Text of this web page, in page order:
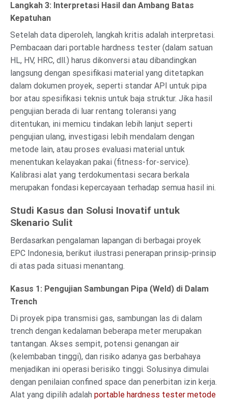
Langkah 3: Interpretasi Hasil dan Ambang Batas
Kepatuhan
Setelah data diperoleh, langkah kritis adalah interpretasi.
Pembacaan dari portable hardness tester (dalam satuan
HL, HV, HRC, dll.) harus dikonversi atau dibandingkan
langsung dengan spesifikasi material yang ditetapkan
dalam dokumen proyek, seperti standar API untuk pipa
bor atau spesifikasi teknis untuk baja struktur. Jika hasil
pengujian berada di luar rentang toleransi yang
ditentukan, ini memicu tindakan lebih lanjut seperti
pengujian ulang, investigasi lebih mendalam dengan
metode lain, atau proses evaluasi material untuk
menentukan kelayakan pakai (fitness-for-service).
Kalibrasi alat yang terdokumentasi secara berkala
merupakan fondasi kepercayaan terhadap semua hasil ini.
Studi Kasus dan Solusi Inovatif untuk
Skenario Sulit
Berdasarkan pengalaman lapangan di berbagai proyek
EPC Indonesia, berikut ilustrasi penerapan prinsip-prinsip
di atas pada situasi menantang.
Kasus 1: Pengujian Sambungan Pipa (Weld) di Dalam
Trench
Di proyek pipa transmisi gas, sambungan las di dalam
trench dengan kedalaman beberapa meter merupakan
tantangan. Akses sempit, potensi genangan air
(kelembaban tinggi), dan risiko adanya gas berbahaya
menjadikan ini operasi berisiko tinggi. Solusinya dimulai
dengan penilaian confined space dan penerbitan izin kerja.
Alat yang dipilih adalah portable hardness tester metode